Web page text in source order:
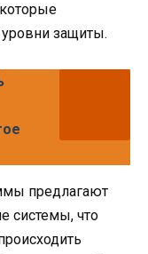
защиты.
предлагают
системы, что